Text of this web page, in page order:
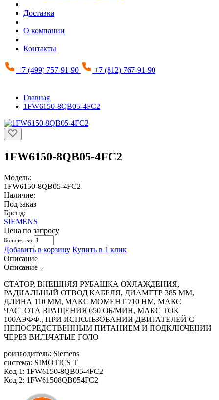
Доставка
О компании
Контакты
+7 (499) 757-91-90 +7 (812) 767-91-90
Главная
1FW6150-8QB05-4FC2
1FW6150-8QB05-4FC2
Модель:
1FW6150-8QB05-4FC2
Наличие:
Под заказ
Бренд:
SIEMENS
Цена по запросу
Количество
Добавить в корзину Купить в 1 клик
Описание
Описание
СТАТОР, ВНЕШНЯЯ РУБАШКА ОХЛАЖДЕНИЯ,
РАДИАЛЬНЫЙ ОТВОД КАБЕЛЯ, ДИАМЕТР 385 ММ,
ДЛИНА 110 ММ, МАКС МОМЕНТ 710 HM, МАКС
ЧАСТОТА ВРАЩЕНИЯ 650 ОБ/МИН, МАКС ТОК
100АЭФФ., ПРИ ИСПОЛЬЗОВАНИИ ДВИГАТЕЛЕЙ С
НЕПОСРЕДСТВЕННЫМ ПИТАНИЕМ И ПОДКЛЮЧЕНИИ
ЧЕРЕЗ ВИЛЬЧАТЫЕ ГОЛО
роизводитель: Siemens
система: SIMOTICS T
Код 1: 1FW6150-8QB05-4FC2
Код 2: 1FW61508QB054FC2